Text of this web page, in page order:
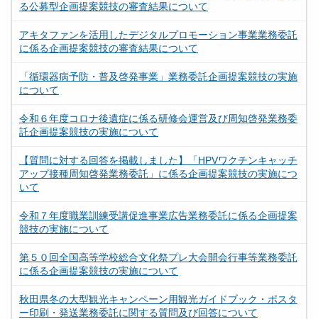
る公募型企画提案競技の審査結果について
アキタファンを活用したデジタルプロモーション事業業務委託
に係る企画提案競技の審査結果について
「循環器病予防・普及啓発事業」業務委託企画提案競技の実施
について
令和６年度コロナ後遺症に係る研修会運営及び周知啓発業務委
託企画提案競技の実施について
【質問に対する回答を掲載しました】「HPVワクチンキャッチ
アップ接種周知啓発業務委託」に係る企画提案競技の実施につ
いて
令和７年度職業訓練受講促進事業広告業務委託に係る企画提案
競技の実施について
第５０回全国高等学校総合文化祭プレ大会開会行事等業務委託
に係る企画提案競技の実施について
秋田県冬の大型観光キャンペーン用観光ガイドブック・ポスタ
ー印刷・発送業務委託に関する質問及び回答について